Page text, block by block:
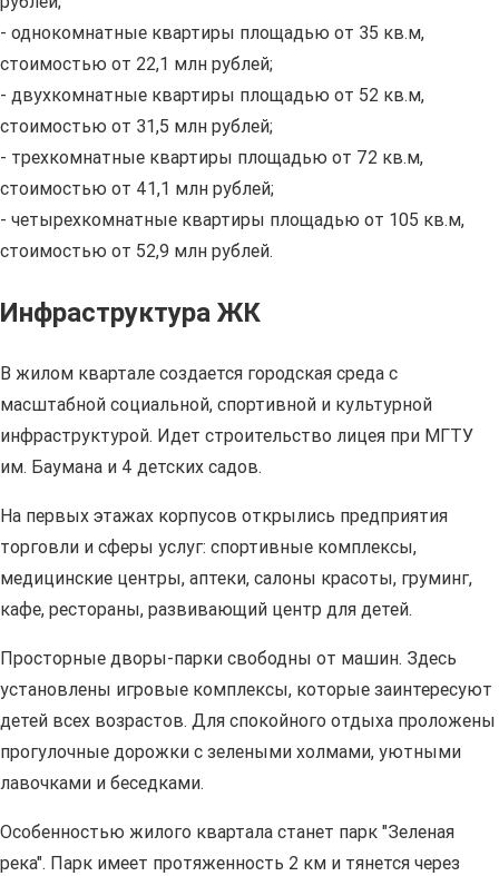
- однокомнатные квартиры площадью от 35 кв.м,
стоимостью от 22,1 млн рублей;
- двухкомнатные квартиры площадью от 52 кв.м,
стоимостью от 31,5 млн рублей;
- трехкомнатные квартиры площадью от 72 кв.м,
стоимостью от 41,1 млн рублей;
- четырехкомнатные квартиры площадью от 105 кв.м,
стоимостью от 52,9 млн рублей.
Инфраструктура ЖК
В жилом квартале создается городская среда с
масштабной социальной, спортивной и культурной
инфраструктурой. Идет строительство лицея при МГТУ
им. Баумана и 4 детских садов.
На первых этажах корпусов открылись предприятия
торговли и сферы услуг: спортивные комплексы,
медицинские центры, аптеки, салоны красоты, груминг,
кафе, рестораны, развивающий центр для детей.
Просторные дворы-парки свободны от машин. Здесь
установлены игровые комплексы, которые заинтересуют
детей всех возрастов. Для спокойного отдыха проложены
прогулочные дорожки с зелеными холмами, уютными
лавочками и беседками.
Особенностью жилого квартала станет парк "Зеленая
река". Парк имеет протяженность 2 км и тянется через